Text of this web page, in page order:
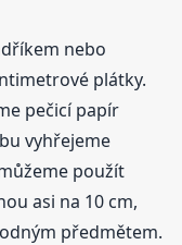
nebo
plátky.
pečicí papír
vyhřejeme
použít
asi na 10 cm,
předmětem.